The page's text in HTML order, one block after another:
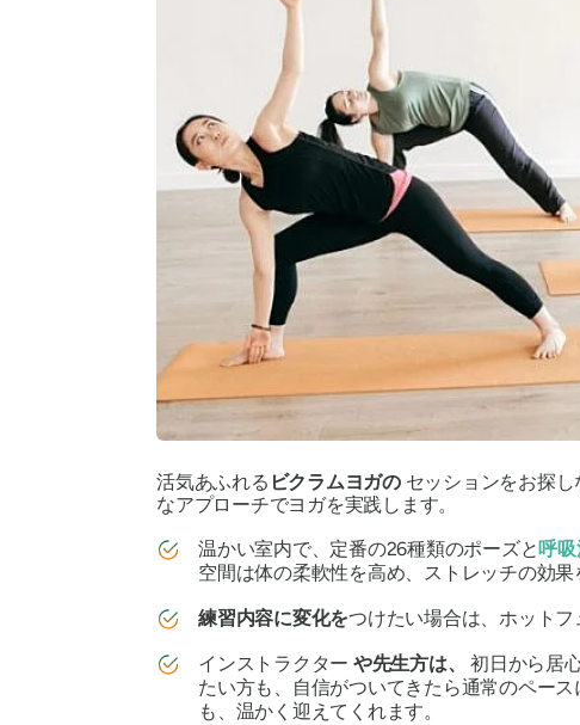
活気あふれる ビクラムヨガの セッションをお探
なアプローチでヨガを実践します。
温かい室内で、定番の26種類のポーズと呼
空間は体の柔軟性を高め、ストレッチの効
練習内容に変化をつけたい場合は、ホット
インストラクター や先生方は、
初日から居
たい方も、自信がついてきたら通常のペー
も、温かく迎えてくれます。